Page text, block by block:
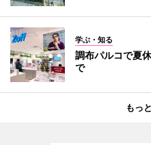
学ぶ・知る
調布パルコで夏
で
もっ